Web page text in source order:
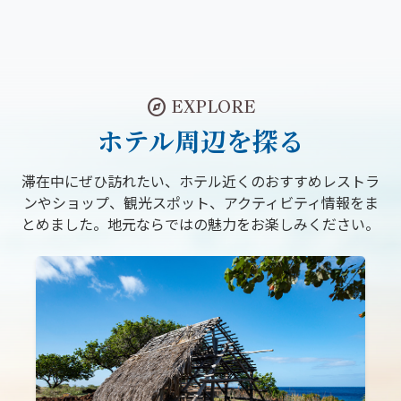
explore EXPLORE
ホテル周辺を探る
滞在中にぜひ訪れたい、ホテル近くのおすすめレストラ
ンやショップ、観光スポット、アクティビティ情報をま
とめました。地元ならではの魅力をお楽しみください。